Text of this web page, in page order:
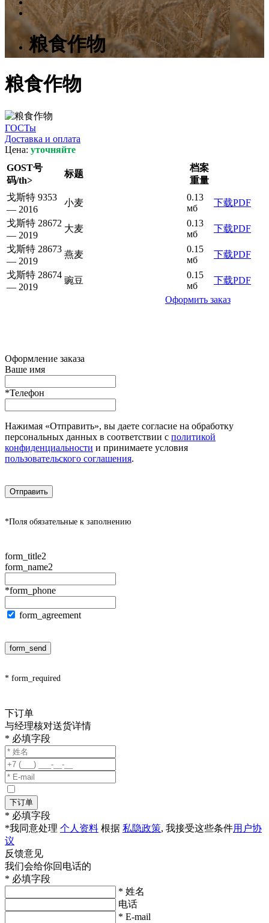
粮食作物
粮食作物
ГОСТы
Доставка и оплата
Цена: уточняйте
GOST号
码/th>
标题
档案
重量
戈斯特 9353
— 2016
小麦
0.13
мб
下载PDF
戈斯特 28672
— 2019
大麦
0.13
мб
下载PDF
戈斯特 28673
— 2019
燕麦
0.15
мб
下载PDF
戈斯特 28674
— 2019
豌豆
0.15
мб
下载PDF
Оформить заказ
Оформление заказа
Ваше имя
*Телефон
Нажимая «Отправить», вы даете согласие на обработку
персональных данных в соответствии с политикой
конфиденциальности и принимаете условия
пользовательского соглашения.
Отправить
*Поля обязательные к заполнению
form_title2
form_name2
*form_phone
form_agreement
form_send
* form_required
下订单
与经理核对送货详情
* 必填字段
下订单
* 必填字段
*我同意处理 个人资料 根据 私隐政策, 我接受这些条件用户协
议
反馈意见
我们会给你回电话的
* 必填字段
* 姓名
电话
* E-mail